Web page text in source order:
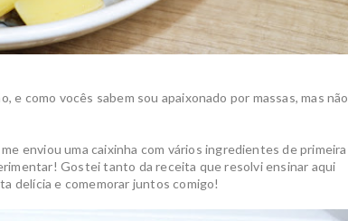
e como vocês sabem sou apaixonado por massas, mas não
me enviou uma caixinha com vários ingredientes de primeira
Gostei tanto da receita que resolvi ensinar aqui
delícia e comemorar juntos comigo!